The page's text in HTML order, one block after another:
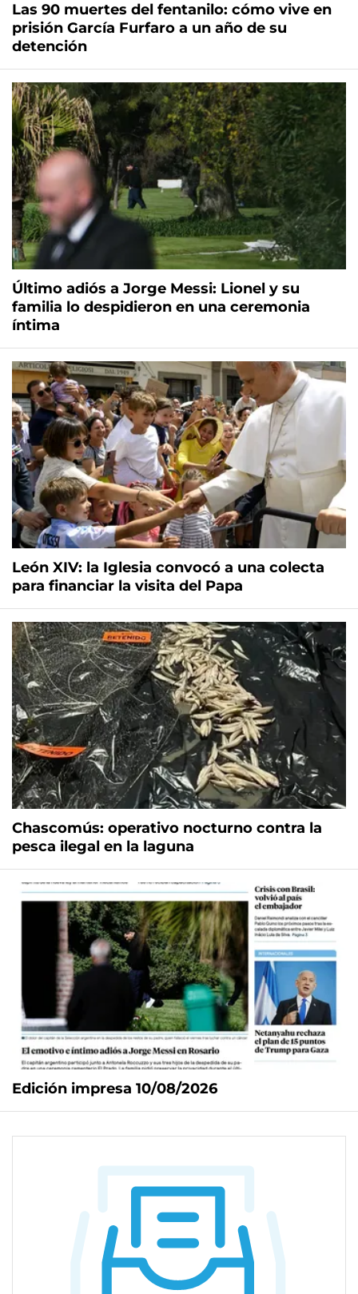
Las 90 muertes del fentanilo: cómo vive en
prisión García Furfaro a un año de su
detención
Último adiós a Jorge Messi: Lionel y su
familia lo despidieron en una ceremonia
íntima
León XIV: la Iglesia convocó a una colecta
para financiar la visita del Papa
Chascomús: operativo nocturno contra la
pesca ilegal en la laguna
Edición impresa 10/08/2026